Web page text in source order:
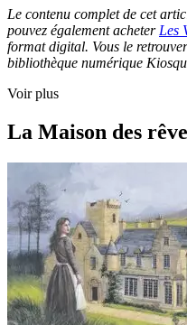
Le contenu complet de cet
pouvez également acheterLes
format digital. Vous le
bibliothèque numérique
Voir plus
La Maison des